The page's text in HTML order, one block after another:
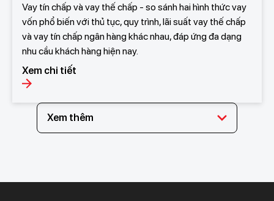
Vay tín chấp và vay thế chấp - so sánh hai hình thức vay
vốn phổ biến với thủ tục, quy trình, lãi suất vay thế chấp
và vay tín chấp ngân hàng khác nhau, đáp ứng đa dạng
nhu cầu khách hàng hiện nay.
Xem chi tiết
Xem thêm